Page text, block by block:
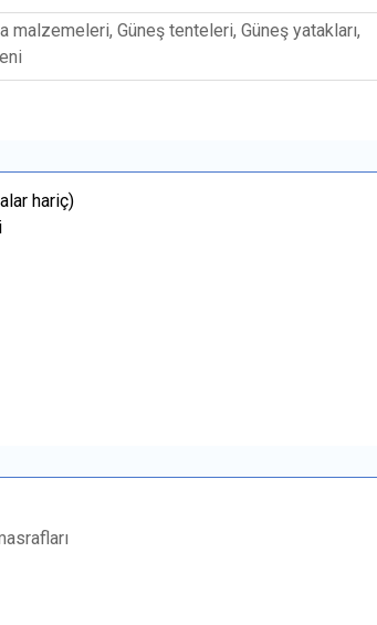
malzemeleri, Güneş tenteleri, Güneş yatakları,
hariç)